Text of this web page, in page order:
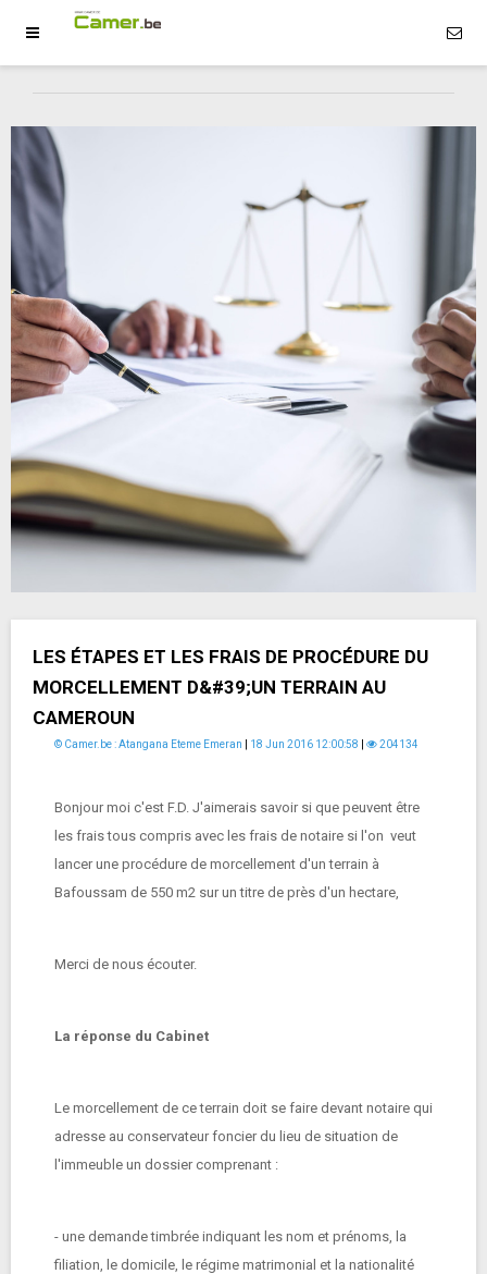
LES ÉTAPES ET LES FRAIS DE PROCÉDURE DU
MORCELLEMENT D&#39;UN TERRAIN AU
CAMEROUN
© Camer.be : Atangana Eteme Emeran 18 Jun 2016 12:00:58 204134
Bonjour moi c'est F.D. J'aimerais savoir si que peuvent être
les frais tous compris avec les frais de notaire si l'on veut
lancer une procédure de morcellement d'un terrain à
Bafoussam de 550 m2 sur un titre de près d'un hectare,
Merci de nous écouter.
La réponse du Cabinet
Le morcellement de ce terrain doit se faire devant notaire qui
adresse au conservateur foncier du lieu de situation de
l'immeuble un dossier comprenant :
- une demande timbrée indiquant les nom et prénoms, la
filiation, le domicile, le régime matrimonial et la nationalité